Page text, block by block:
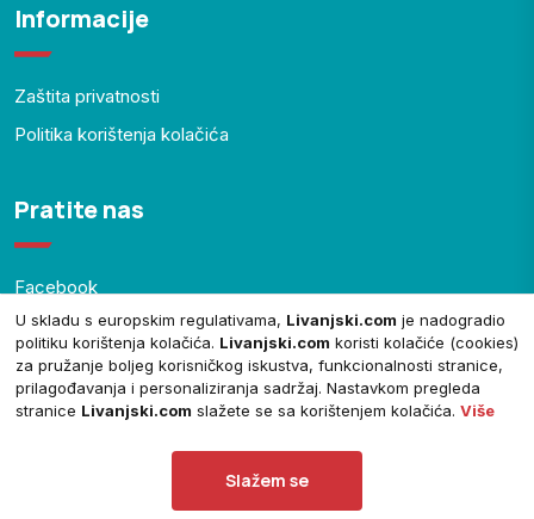
Informacije
Zaštita privatnosti
Politika korištenja kolačića
Pratite nas
Facebook
YouTube
© Copyright 2024.Livanjski.com. Sva prava zadržana.
ThemeGenix| Powered by
U skladu s europskim regulativama, Livanjski.com je nadogradio
politiku korištenja kolačića. Livanjski.com koristi kolačiće (cookies)
za pružanje boljeg korisničkog iskustva, funkcionalnosti stranice,
prilagođavanja i personaliziranja sadržaj. Nastavkom pregleda
stranice Livanjski.com slažete se sa korištenjem kolačića. Više
Slažem se